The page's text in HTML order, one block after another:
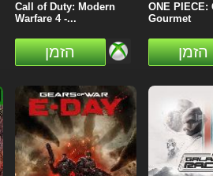
Call of Duty: Modern
Warfare 4 -...
הזמן
ONE PIECE:
Gourmet
הזמן